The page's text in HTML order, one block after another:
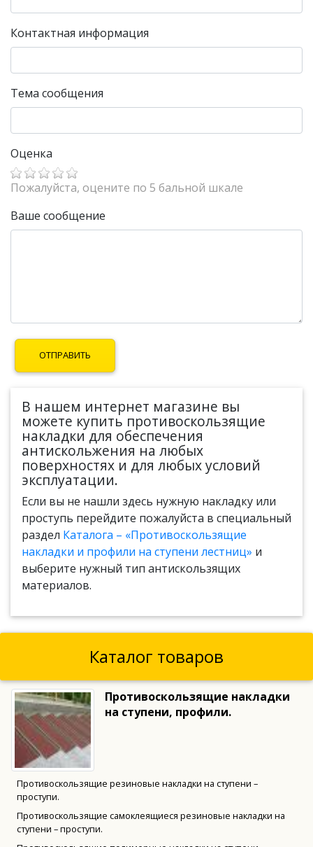
Контактная информация
Тема сообщения
Оценка
Пожалуйста, оцените по 5 бальной шкале
Ваше сообщение
В нашем интернет магазине вы
можете купить противоскользящие
накладки для обеспечения
антискольжения на любых
поверхностях и для любых условий
эксплуатации.
Если вы не нашли здесь нужную накладку или
проступь перейдите пожалуйста в специальный
раздел Каталога – «Противоскользящие
накладки и профили на ступени лестниц» и
выберите нужный тип антискользящих
материалов.
Каталог товаров
Противоскользящие накладки
на ступени, профили.
Противоскользящие резиновые накладки на ступени –
проступи.
Противоскользящие самоклеящиеся резиновые накладки на
ступени – проступи.